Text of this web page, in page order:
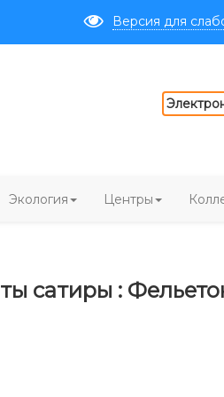
Версия для
Экология Центры
сатиры :